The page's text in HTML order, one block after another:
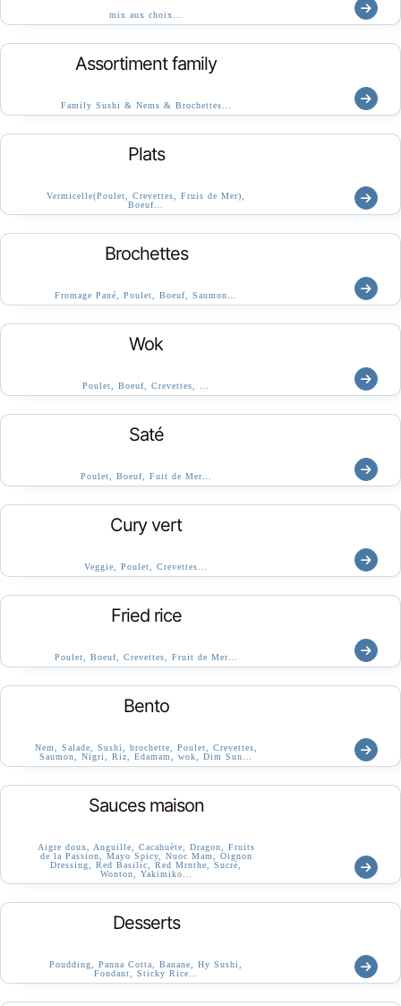
mix aux choix…
Assortiment family
Family Sushi & Nems & Brochettes…
Plats
Vermicelle(Poulet, Crevettes, Fruis de Mer),
Boeuf…
Brochettes
Fromage Pané, Poulet, Boeuf, Saumon…
Wok
Poulet, Boeuf, Crevettes, …
Saté
Poulet, Boeuf, Fuit de Mer…
Cury vert
Veggie, Poulet, Crevettes…
Fried rice
Poulet, Boeuf, Crevettes, Fruit de Mer…
Bento
Nem, Salade, Sushi, brochette, Poulet, Crevettes,
Saumon, Nigri, Riz, Edamam, wok, Dim Sun…
Sauces maison
Aigre doux, Anguille, Cacahuète, Dragon, Fruits
de la Passion, Mayo Spicy, Nuoc Mam, Oignon
Dressing, Red Basilic, Red Mrnthe, Sucré,
Wonton, Yakimiko…
Desserts
Poudding, Panna Cotta, Banane, Hy Sushi,
Fondant, Sticky Rice…